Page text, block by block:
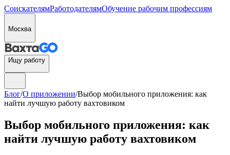
СоискателямРаботодателямОбучение рабочим профессиям
Москва
Ищу работу
Блог/О приложении/Выбор мобильного приложения: как
найти лучшую работу вахтовиком
Выбор мобильного приложения: как
найти лучшую работу вахтовиком